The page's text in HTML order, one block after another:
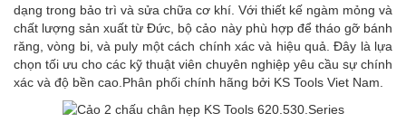
dạng trong bảo trì và sửa chữa cơ khí. Với thiết kế ngàm mỏng và
chất lượng sản xuất từ Đức, bộ cảo này phù hợp để tháo gỡ bánh
răng, vòng bi, và puly một cách chính xác và hiệu quả. Đây là lựa
chọn tối ưu cho các kỹ thuật viên chuyên nghiệp yêu cầu sự chính
xác và độ bền cao.Phân phối chính hãng bởi KS Tools Viet Nam.